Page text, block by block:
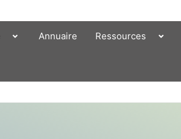
Annuaire Ressources